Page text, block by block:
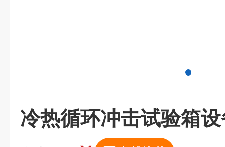
冷热循环冲击试验箱